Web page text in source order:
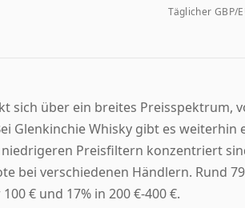
Täglicher GBP/
sich über ein breites Preisspektrum,
Glenkinchie Whisky gibt es weiterhin
Preisfiltern konzentriert
bei verschiedenen Händlern. Rund
€ und 17% in 200 €-400 €.